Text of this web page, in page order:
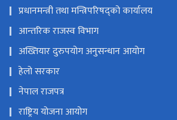
प्रधानमन्त्री तथा मन्त्रिपरिषद्को कार्यालय
आन्तरिक राजस्व विभाग
अख्तियार दुरुपयोग अनुसन्धान आयोग
हेलो सरकार
नेपाल राजपत्र
राष्ट्रिय योजना आयोग